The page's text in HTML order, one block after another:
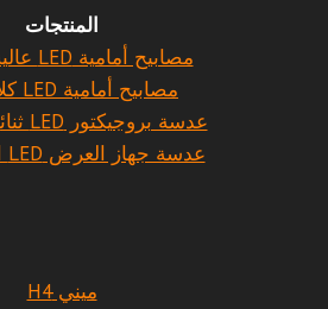
المنتجات
مصابيح أمامية LED عالية الطاقة
مصابيح أمامية LED كلاسيكية
عدسة بروجيكتور LED ثنائية الصمام
عدسة جهاز العرض LED المصفوفة
ميني H4